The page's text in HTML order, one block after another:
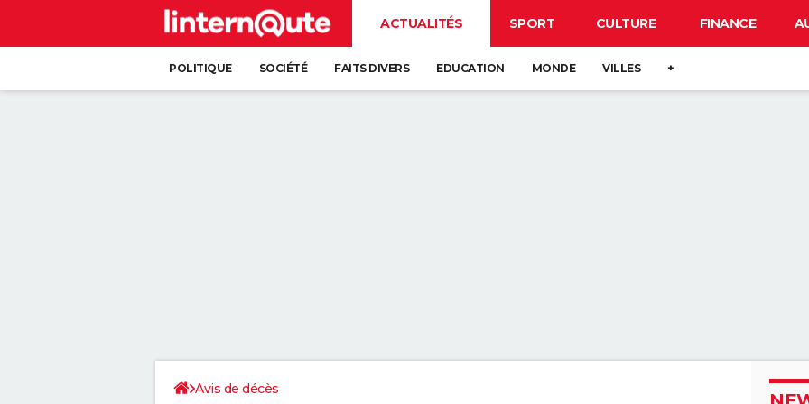
ACTUALITÉS SPORT CULTURE FINANCE
POLITIQUE SOCIÉTÉ FAITS DIVERS EDUCATION MONDE VILLES +
Avis de décès